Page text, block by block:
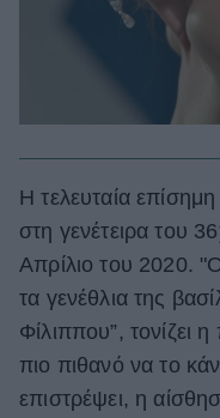
Η τελευταία
στη γενέτειρα του
Απρίλιο του 2020.
τα γενέθλια της
Φίλιππου”, τονίζει
πιο πιθανό να το
επιστρέψει, η